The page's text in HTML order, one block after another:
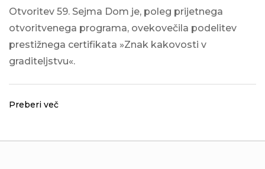
Otvoritev 59. Sejma Dom je, poleg prijetnega
otvoritvenega programa, ovekovečila podelitev
prestižnega certifikata »Znak kakovosti v
graditeljstvu«.
Preberi več